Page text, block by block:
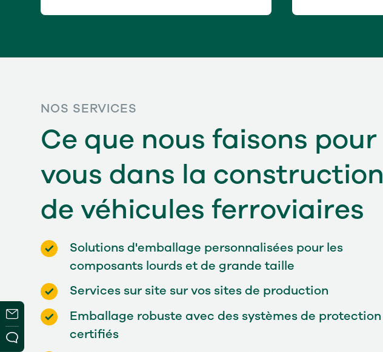
NOS SERVICES
Ce que nous faisons pour
vous dans la construction
de véhicules ferroviaires
Solutions d'emballage personnalisées pour les
composants lourds et de grande taille
Services sur site sur vos sites de production
Emballage robuste avec des systèmes de protection
certifiés